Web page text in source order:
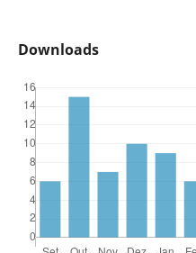
Downloads